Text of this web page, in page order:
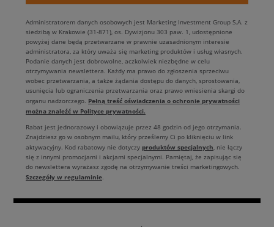
Administratorem danych osobowych jest Marketing Investment Group S.A. z
siedzibą w Krakowie (31-871), os. Dywizjonu 303 paw. 1, udostępnione
powyżej dane będą przetwarzane w prawnie uzasadnionym interesie
administratora, za który uważa się marketing produktów i usług własnych.
Podanie danych jest dobrowolne, aczkolwiek niezbędne w celu
otrzymywania newslettera. Każdy ma prawo do zgłoszenia sprzeciwu
wobec przetwarzania, a także żądania dostępu do danych, sprostowania,
usunięcia lub ograniczenia przetwarzania oraz prawo wniesienia skargi do
organu nadzorczego. Pełną treść oświadczenia o ochronie prywatności
można znaleźć w Polityce prywatności.
Rabat jest jednorazowy i obowiązuje przez 48 godzin od jego otrzymania.
Znajdziesz go w osobnym mailu, który prześlemy Ci po kliknięciu w link
aktywacyjny. Kod rabatowy nie dotyczy produktów specjalnych, nie łączy
się z innymi promocjami i akcjami specjalnymi. Pamiętaj, że zapisując się
do newslettera wyrażasz zgodę na otrzymywanie treści marketingowych.
Szczegóły w regulaminie.